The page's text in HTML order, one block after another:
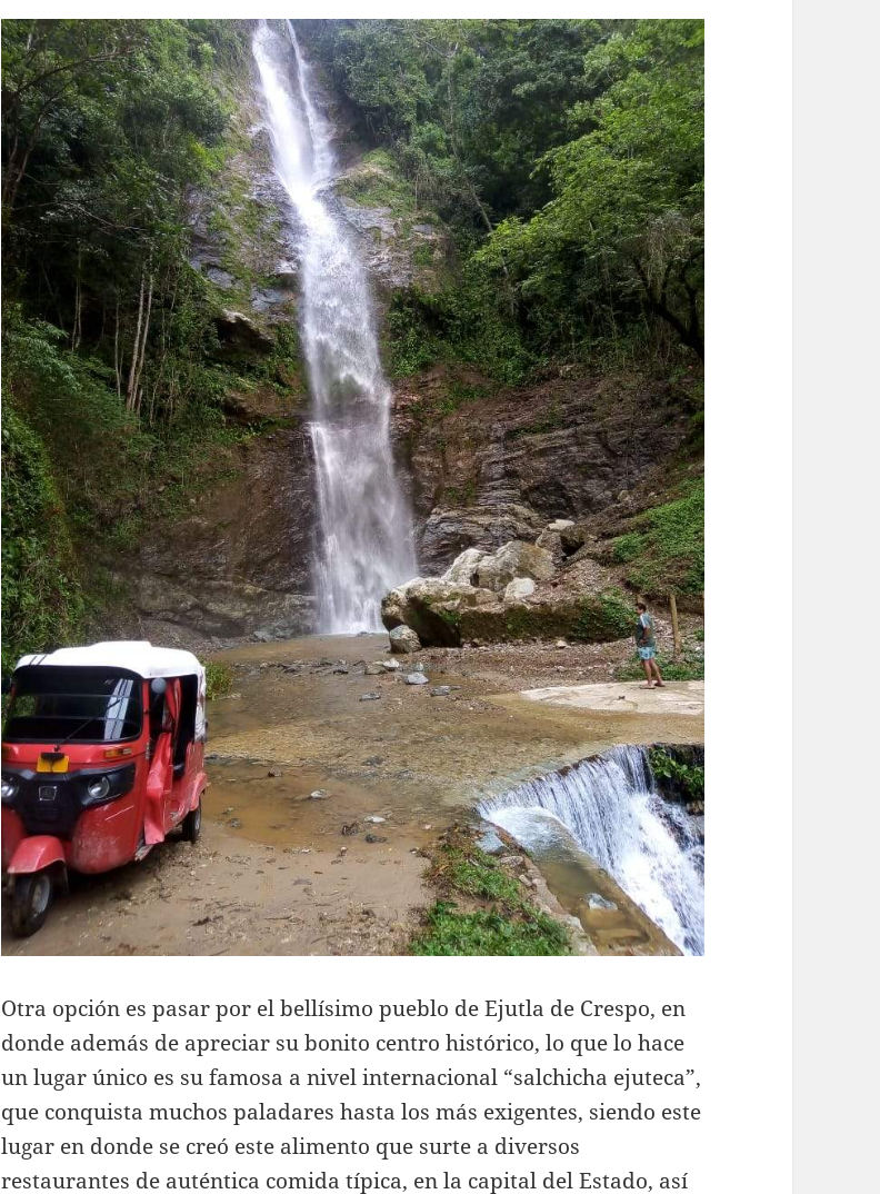
Otra opción es pasar por el bellísimo pueblo de Ejutla de Crespo, en
donde además de apreciar su bonito centro histórico, lo que lo hace
un lugar único es su famosa a nivel internacional “salchicha ejuteca”,
que conquista muchos paladares hasta los más exigentes, siendo este
lugar en donde se creó este alimento que surte a diversos
restaurantes de auténtica comida típica, en la capital del Estado, así